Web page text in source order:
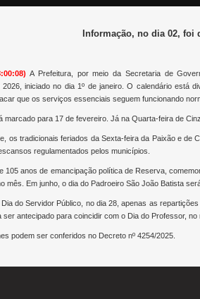
Informação, no dia 02, foi
A Prefeitura, por meio da Secretaria de
2026, iniciado no dia 1º de janeiro. O calendário está
que os serviços essenciais seguem funcionando
marcado para 17 de fevereiro. Já na Quarta-feira de
os tradicionais feriados da Sexta-feira da Paixão e de
regulamentados pelos municípios.
105 anos de emancipação política de Reserva,
mês. Em junho, o dia do Padroeiro São João Batista
Dia do Servidor Público, no dia 28, apenas as
ser antecipado para coincidir com o Dia do Professor, no
podem ser conferidos no Decreto nº 4254/2025.